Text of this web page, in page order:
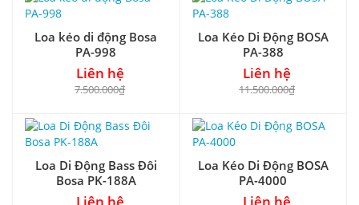
Loa kéo di động Bosa
PA-998
Liên hệ
7.500.000₫
Loa Kéo Di Động BOSA
PA-388
Liên hệ
11.500.000₫
Loa Di Động Bass Đôi
Bosa PK-188A
Loa Kéo Di Động BOSA
PA-4000